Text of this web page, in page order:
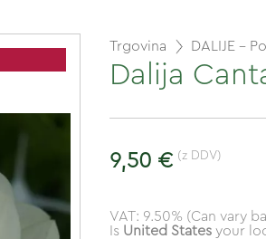
Trgovina DALIJE -
Dalija
9,50 € (z DDV)
VAT: 9.50% (Can vary
Is United States your